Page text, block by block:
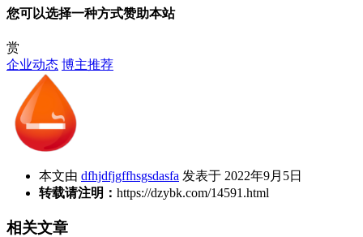
您可以选择一种方式赞助本站
赏
企业动态 博主推荐
本文由 dfhjdfjgffhsgsdasfa 发表于 2022年9月5日
转载请注明： https://dzybk.com/14591.html
相关文章